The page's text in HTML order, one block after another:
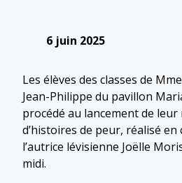
6 juin 2025
Les élèves des classes de
Jean-Philippe du pavillon
procédé au lancement de
d’histoires de peur, réalisé
l’autrice lévisienne Joëlle
midi.